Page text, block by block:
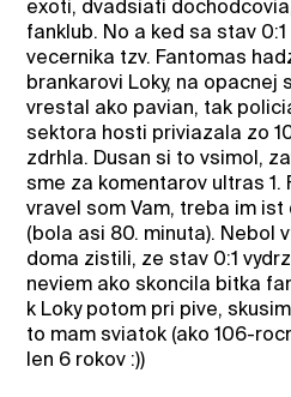
exoti, dvadsiati
fanklub. No a ked sa stav
vecernika tzv. Fantomas
brankarovi Loky, na opacnej
vrestal ako pavian, tak
sektora hosti priviazala zo
zdrhla. Dusan si to vsimol,
sme za komentarov ultras 1.
vravel som Vam, treba im
(bola asi 80. minuta). Nebol
doma zistili, ze stav 0:1
neviem ako skoncila bitka
k Loky potom pri pive,
to mam sviatok (ako 106-
len 6 rokov :))